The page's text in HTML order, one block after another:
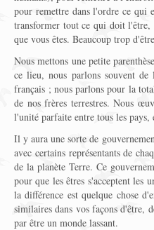
pour remettre dans l'ordre ce qui
transformer tout ce qui doit l'être,
que vous êtes. Beaucoup trop
Nous mettons une petite
ce lieu, nous parlons souvent
français ; nous parlons pour la
de nos frères terrestres. Nous
l'unité parfaite entre tous les pays,
Il y aura une sorte de
avec certains représentants de
de la planète Terre. Ce
pour que les êtres s'acceptent les
la différence est quelque chose
similaires dans vos façons d'être,
par être un monde lassant.